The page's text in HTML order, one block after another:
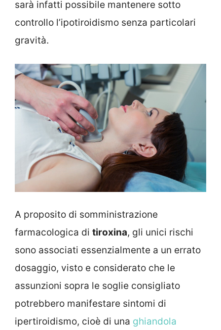
sarà infatti possibile mantenere sotto
controllo l’ipotiroidismo senza particolari
gravità.
A proposito di somministrazione
farmacologica di tiroxina, gli unici rischi
sono associati essenzialmente a un errato
dosaggio, visto e considerato che le
assunzioni sopra le soglie consigliato
potrebbero manifestare sintomi di
ipertiroidismo, cioè di una ghiandola